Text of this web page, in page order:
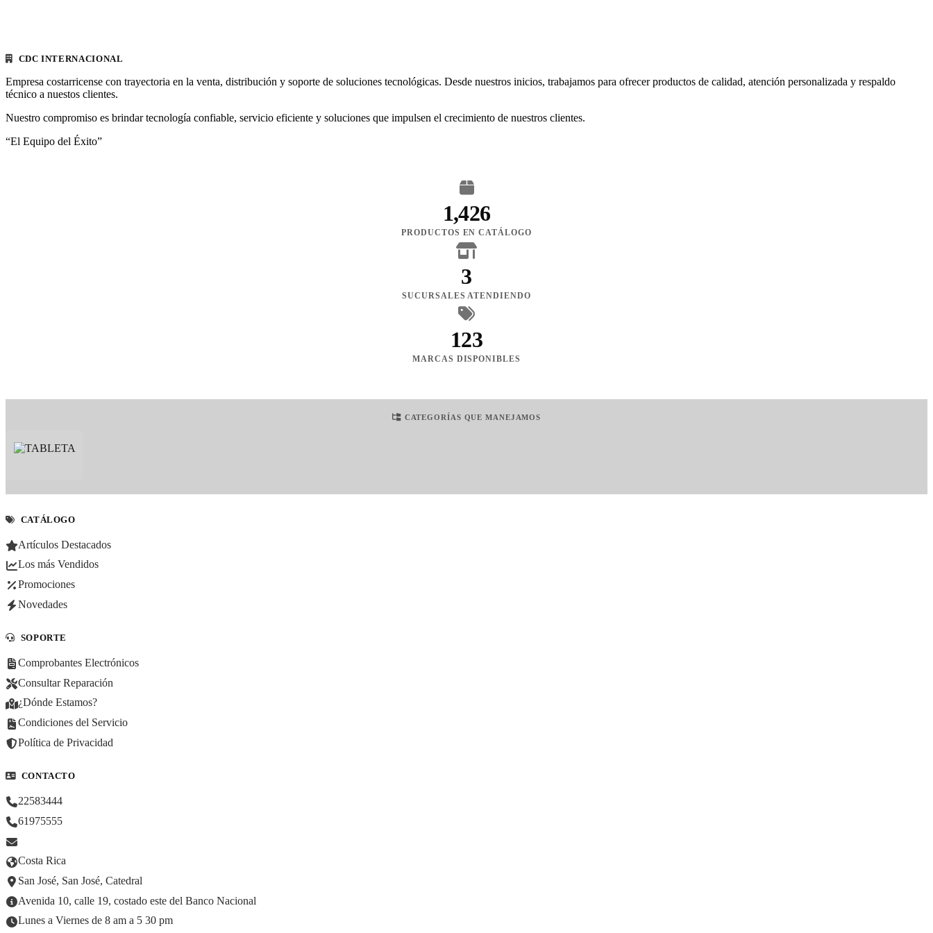
CDC INTERNACIONAL
Empresa costarricense con trayectoria en la venta, distribución y soporte de soluciones tecnológicas. Desde nuestros inicios, trabajamos para ofrecer productos de calidad, atención personalizada y respaldo
técnico a nuestos clientes.
Nuestro compromiso es brindar tecnología confiable, servicio eficiente y soluciones que impulsen el crecimiento de nuestros clientes.
“El Equipo del Éxito”
1,426
PRODUCTOS EN CATÁLOGO
3
SUCURSALES ATENDIENDO
123
MARCAS DISPONIBLES
CATEGORÍAS QUE MANEJAMOS
CATÁLOGO
Artículos Destacados
Los más Vendidos
Promociones
Novedades
SOPORTE
Comprobantes Electrónicos
Consultar Reparación
¿Dónde Estamos?
Condiciones del Servicio
Política de Privacidad
CONTACTO
22583444
61975555
Costa Rica
San José, San José, Catedral
Avenida 10, calle 19, costado este del Banco Nacional
Lunes a Viernes de 8 am a 5 30 pm